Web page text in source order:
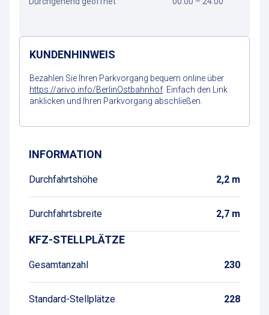
KUNDENHINWEIS
Bezahlen Sie Ihren Parkvorgang bequem online über
https://arivo.info/BerlinOstbahnhof . Einfach den Link
anklicken und Ihren Parkvorgang abschließen.
Wegbeschreibung
INFORMATION
Durchfahrtshöhe 2,2 m
Durchfahrtsbreite 2,7 m
KFZ-STELLPLÄTZE
Gesamtanzahl 230
Standard-Stellplätze 228